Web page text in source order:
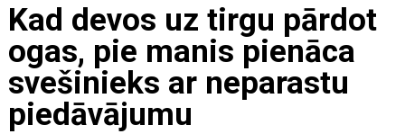
Kad devos uz tirgu pārdot
ogas, pie manis pienāca
svešinieks ar neparastu
piedāvājumu